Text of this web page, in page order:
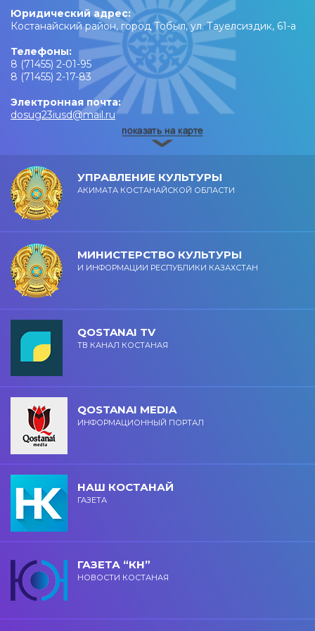
Юридический адрес:
Костанайский район, город Тобыл, ул. Тауелсиздик, 61-а
Телефоны:
8 (71455) 2-01-95
8 (71455) 2-17-83
Электронная почта:
dosug23iusd@mail.ru
УПРАВЛЕНИЕ КУЛЬТУРЫ
АКИМАТА КОСТАНАЙСКОЙ ОБЛАСТИ
МИНИСТЕРСТВО КУЛЬТУРЫ
И ИНФОРМАЦИИ РЕСПУБЛИКИ КАЗАХСТАН
QOSTANAI TV
ТВ КАНАЛ КОСТАНАЯ
QOSTANAI MEDIA
ИНФОРМАЦИОННЫЙ ПОРТАЛ
НАШ КОСТАНАЙ
ГАЗЕТА
ГАЗЕТА “КН”
НОВОСТИ КОСТАНАЯ